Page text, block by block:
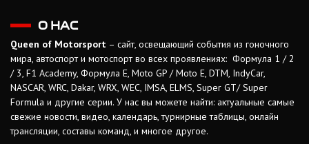
О НАС
Queen of Motorsport – сайт, освещающий события из гоночного
мира, автоспорт и мотоспорт во всех проявлениях: Формула 1 / 2
/ 3, F1 Academy, Формула Е, Moto GP / Moto E, DTM, IndyCar,
NASCAR, WRC, Dakar, WRX, WEC, IMSA, ELMS, Super GT/ Super
Formula и другие серии. У нас вы можете найти: актуальные самые
свежие новости, видео, календарь, турнирные таблицы, онлайн
трансляции, составы команд, и многое другое.